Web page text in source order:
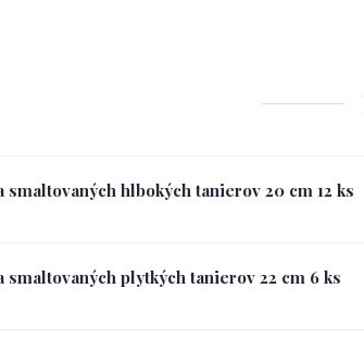
smaltovaných hlbokých tanierov 20 cm 12 ks
smaltovaných plytkých tanierov 22 cm 6 ks